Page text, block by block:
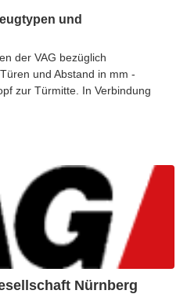
Nürnberg
und
der VAG bezüglich
und Abstand in mm -
zur Türmitte. In Verbindung